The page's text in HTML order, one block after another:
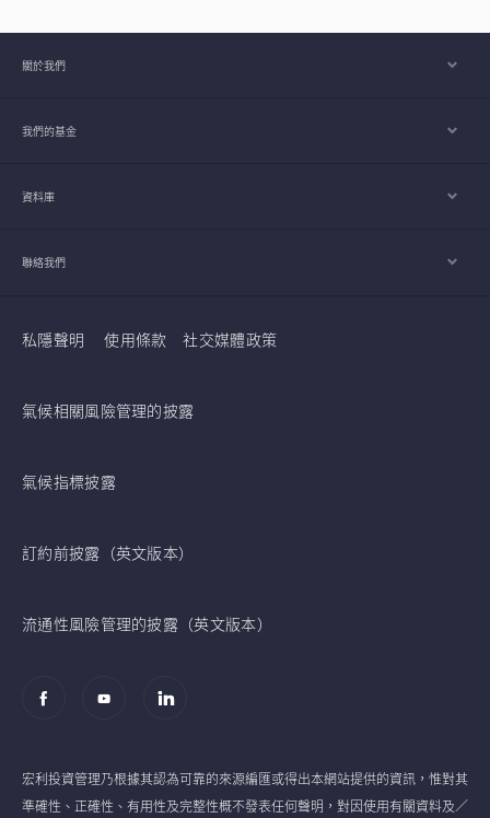
關於我們
我們的基金
資料庫
聯絡我們
私隱聲明 使用條款 社交媒體政策
氣候相關風險管理的披露
氣候指標披露
訂約前披露（英文版本）
流通性風險管理的披露（英文版本）
宏利投資管理乃根據其認為可靠的來源編匯或得出本網站提供的資訊，惟對其
準確性、正確性、有用性及完整性概不發表任何聲明，對因使用有關資料及／